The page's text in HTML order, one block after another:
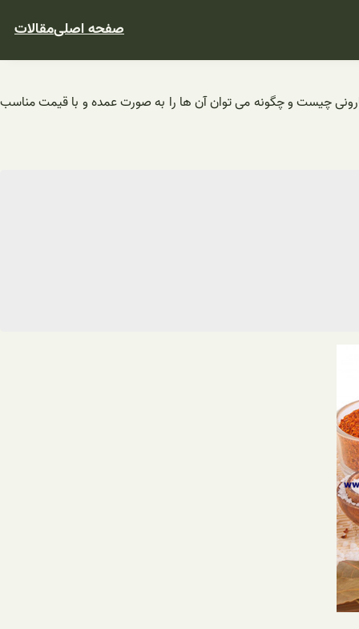
صفحه اصلیمقالات
چیست و چگونه می توان آن ها را به صورت عمده و با قیمت مناسب